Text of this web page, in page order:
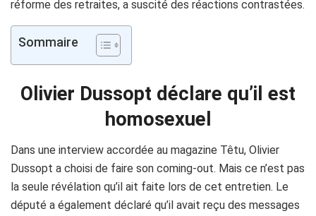
réforme des retraites, a suscité des réactions contrastées.
Sommaire
Olivier Dussopt déclare qu’il est
homosexuel
Dans une interview accordée au magazine Têtu, Olivier
Dussopt a choisi de faire son coming-out. Mais ce n’est pas
la seule révélation qu’il ait faite lors de cet entretien. Le
député a également déclaré qu’il avait reçu des messages